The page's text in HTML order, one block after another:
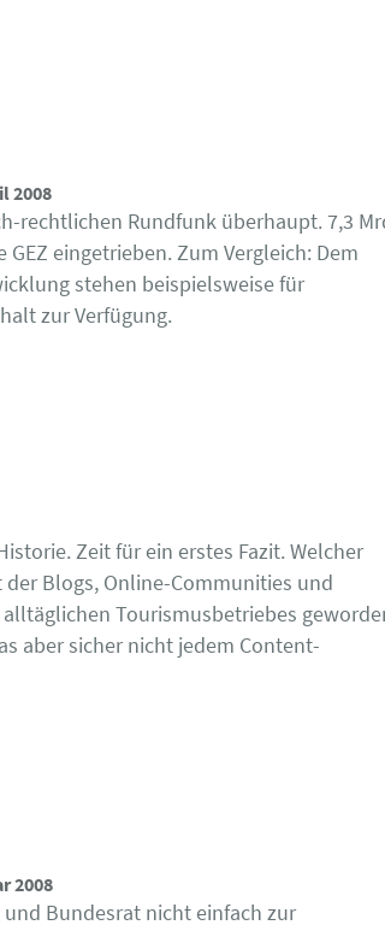
2008
rechtlichen Rundfunk überhaupt. 7,3
eingetrieben. Zum Vergleich: Dem
stehen beispielsweise für
zur Verfügung.
Zeit für ein erstes Fazit. Welcher
Blogs, Online-Communities und
Tourismusbetriebes
aber sicher nicht jedem Content-
2008
Bundesrat nicht einfach zur